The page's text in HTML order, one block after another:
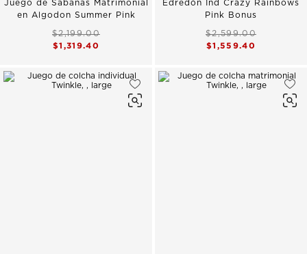
Juego de Sabanas Matrimonial
en Algodon Summer Pink
$2,199.00
$1,319.40
Edredón Ind Crazy Rainbows
Pink Bonus
$2,599.00
$1,559.40